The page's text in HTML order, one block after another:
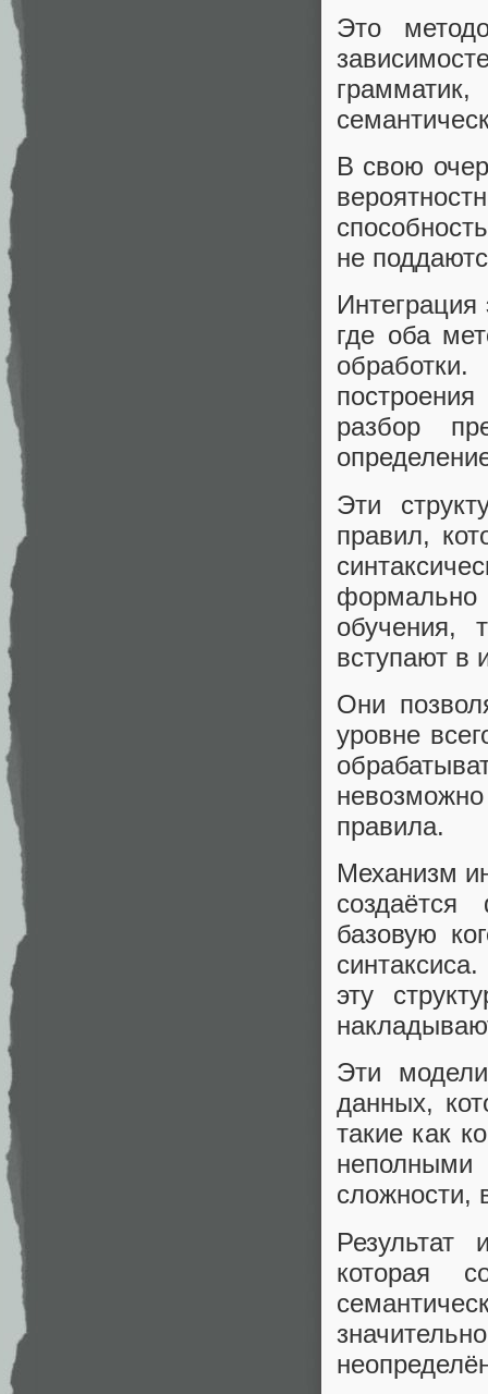
Это
В свою
не
Интеграция
где оба
разбор
Эти
правил,
формально
обучения,
вступают в
Они
уровне
правила.
Механизм
создаётся
базовую
эту
Эти
данных,
такие как
неполными
сложности,
Результат
которая